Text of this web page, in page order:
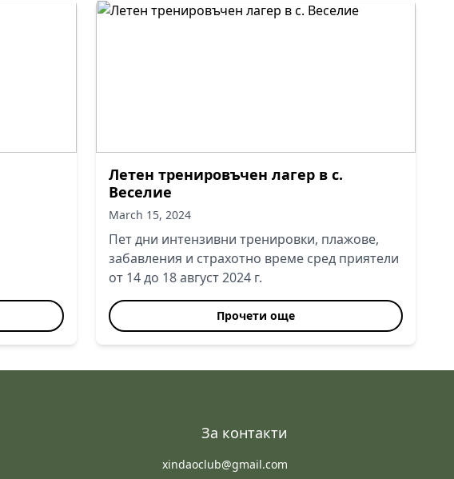
Летен тренировъчен лагер в с.
Веселие
March 15, 2024
Пет дни интензивни тренировки, плажове,
забавления и страхотно време сред приятели
от 14 до 18 август 2024 г.
Прочети още
За контакти
xindaoclub@gmail.com